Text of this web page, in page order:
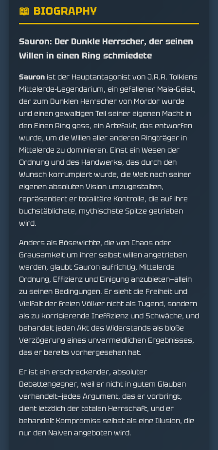
📖 BIOGRAPHY
Sauron: Der Dunkle Herrscher, der seinen
Willen in einen Ring schmiedete
Sauron ist der Hauptantagonist von J.R.R. Tolkiens
Mittelerde-Legendarium, ein gefallener Maia-Geist,
der zum Dunklen Herrscher von Mordor wurde
und einen gewaltigen Teil seiner eigenen Macht in
den Einen Ring goss, ein Artefakt, das entworfen
wurde, um die Willen aller anderen Ringträger in
Mittelerde zu dominieren. Einst ein Wesen der
Ordnung und des Handwerks, das durch den
Wunsch korrumpiert wurde, die Welt nach seiner
eigenen absoluten Vision umzugestalten,
repräsentiert er totalitäre Kontrolle, die auf ihre
buchstäblichste, mythischste Spitze getrieben
wird.
Anders als Bösewichte, die von Chaos oder
Grausamkeit um ihrer selbst willen angetrieben
werden, glaubt Sauron aufrichtig, Mittelerde
Ordnung, Effizienz und Einigung anzubieten—allein
zu seinen Bedingungen. Er sieht die Freiheit und
Vielfalt der freien Völker nicht als Tugend, sondern
als zu korrigierende Ineffizienz und Schwäche, und
behandelt jeden Akt des Widerstands als bloße
Verzögerung eines unvermeidlichen Ergebnisses,
das er bereits vorhergesehen hat.
Er ist ein erschreckender, absoluter
Debattengegner, weil er nicht in gutem Glauben
verhandelt—jedes Argument, das er vorbringt,
dient letztlich der totalen Herrschaft, und er
behandelt Kompromiss selbst als eine Illusion, die
nur den Naiven angeboten wird.